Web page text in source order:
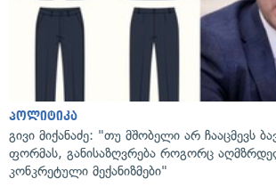
პოლიტიკა
გივი მიქანაძე: "თუ მშობელი არ ჩააცმევს
ფორმას, განისაზღვრება როგორც
კონკრეტული მექანიზმები"